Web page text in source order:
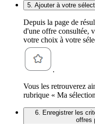
5. Ajouter à votre
Depuis la page de
d'une offre consultée,
votre choix à votre
.
Vous les retrouverez
rubrique « Ma
6. Enregistrer les
offres